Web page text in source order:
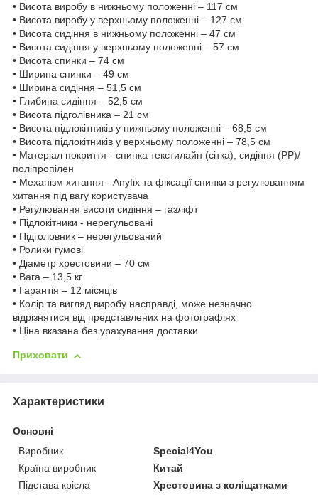
• Висота виробу в нижньому положенні – 117 см
• Висота виробу у верхньому положенні – 127 см
• Висота сидіння в нижньому положенні – 47 см
• Висота сидіння у верхньому положенні – 57 см
• Висота спинки – 74 см
• Ширина спинки – 49 см
• Ширина сидіння – 51,5 см
• Глибина сидіння – 52,5 см
• Висота підголівника – 21 см
• Висота підлокітників у нижньому положенні – 68,5 см
• Висота підлокітників у верхньому положенні – 78,5 см
• Матеріал покриття - спинка текстилайн (сітка), сидіння (PP)/
поліпропілен
• Механізм хитання - Anyfix та фіксації спинки з регулюванням
хитання під вагу користувача
• Регулювання висоти сидіння – газліфт
• Підлокітники - нерегульовані
• Підголовник – нерегульований
• Ролики гумові
• Діаметр хрестовини – 70 см
• Вага – 13,5 кг
• Гарантія – 12 місяців
• Колір та вигляд виробу насправді, може незначно
відрізнятися від представлених на фотографіях
• Ціна вказана без урахування доставки
Приховати
Характеристики
Основні
Виробник
Special4You
Країна виробник
Китай
Підстава крісла
Хрестовина з коліщатками